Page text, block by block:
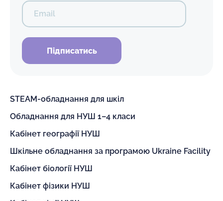
Email
Підписатись
STEAM-обладнання для шкіл
Обладнання для НУШ 1–4 класи
Кабінет географії НУШ
Шкільне обладнання за програмою Ukraine Facility
Кабінет біології НУШ
Кабінет фізики НУШ